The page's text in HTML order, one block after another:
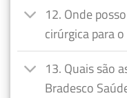
12. Onde
cirúrgica para
13. Quais são
Bradesco